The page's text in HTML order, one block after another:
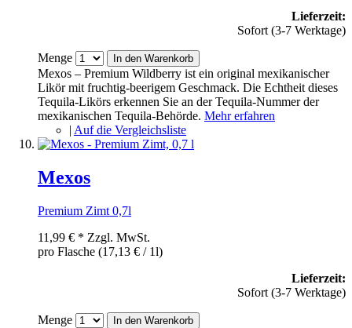
Lieferzeit:
Sofort (3-7 Werktage)
Menge In den Warenkorb
Mexos – Premium Wildberry ist ein original mexikanischer
Likör mit fruchtig-beerigem Geschmack. Die Echtheit dieses
Tequila-Likörs erkennen Sie an der Tequila-Nummer der
mexikanischen Tequila-Behörde. Mehr erfahren
| Auf die Vergleichsliste
Mexos
Premium Zimt 0,7l
11,99 € * Zzgl. MwSt.
pro Flasche (17,13 € / 1l)
Lieferzeit:
Sofort (3-7 Werktage)
Menge In den Warenkorb